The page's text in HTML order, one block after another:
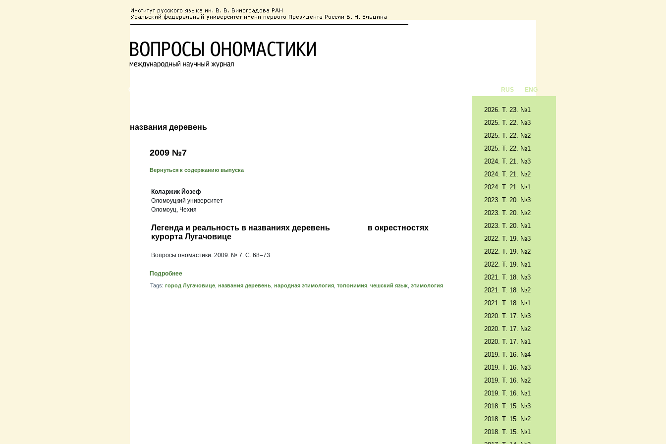
О журнале RUS ENG
названия деревень
2009 №7
Вернуться к содержанию выпуска
Коларжик Йозеф
Оломоуцкий университет
Оломоуц, Чехия
Легенда и реальность в названиях деревень в окрестностях
курорта Лугачовице
Вопросы ономастики. 2009. № 7. С. 68–73
Подробнее
Tags: город Лугачовице названия деревень народная этимология топонимия чешский язык этимология
2026. T. 23. №1
2025. T. 22. №3
2025. Т. 22. №2
2025. Т. 22. №1
2024. Т. 21. №3
2024. Т. 21. №2
2024. Т. 21. №1
2023. Т. 20. №3
2023. Т. 20. №2
2023. Т. 20. №1
2022. Т. 19. №3
2022. Т. 19. №2
2022. Т. 19. №1
2021. Т. 18. №3
2021. Т. 18. №2
2021. Т. 18. №1
2020. Т. 17. №3
2020. Т. 17. №2
2020. Т. 17. №1
2019. Т. 16. №4
2019. Т. 16. №3
2019. Т. 16. №2
2019. Т. 16. №1
2018. Т. 15. №3
2018. Т. 15. №2
2018. Т. 15. №1